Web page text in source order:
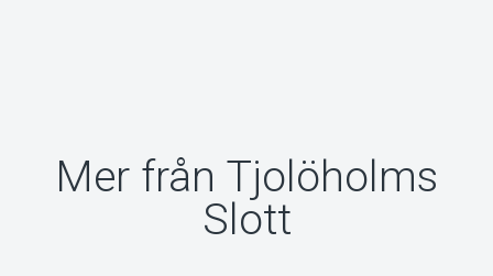
Mer från Tjolöholms
Slott